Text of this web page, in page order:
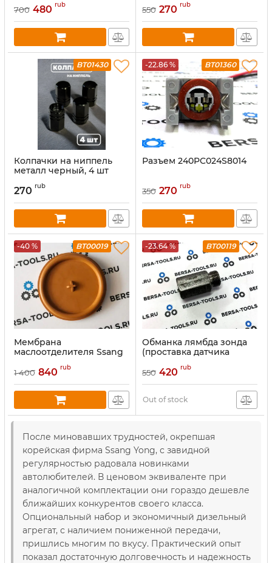
700 480 rub 550 270 rub
BT01430
Колпачки на ниппель
металл черный, 4 шт
270 rub
-22.86 % BT01360
Разъем 240PC024S8014
350 270 rub
-40 % BT00019
Мембрана
маслоотделителя Ssang
1 400 840 rub
-23.64 % BT00119
Обманка лямбда зонда
(проставка датчика
550 420 rub
Out of stock
После миновавших трудностей, окрепшая
корейская фирма Ssang Yong, с завидной
регулярностью радовала новинками
автолюбителей. В ценовом эквиваленте при
аналогичной комплектации они гораздо дешевле
ближайших конкурентов своего класса.
Опциональный набор и экономичный дизельный
агрегат, с наличием пониженной передачи,
пришлись многим по вкусу. Практический опыт
показал достаточную долговечность и надежность